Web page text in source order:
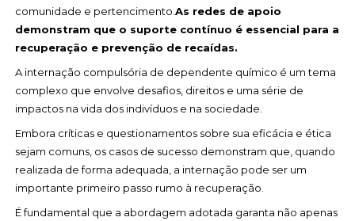
comunidade e pertencimento.As redes de apoio
demonstram que o suporte contínuo é essencial para a
recuperação e prevenção de recaídas.
A internação compulsória de dependente químico é um tema
complexo que envolve desafios, direitos e uma série de
impactos na vida dos indivíduos e na sociedade.
Embora críticas e questionamentos sobre sua eficácia e ética
sejam comuns, os casos de sucesso demonstram que, quando
realizada de forma adequada, a internação pode ser um
importante primeiro passo rumo à recuperação.
É fundamental que a abordagem adotada garanta não apenas